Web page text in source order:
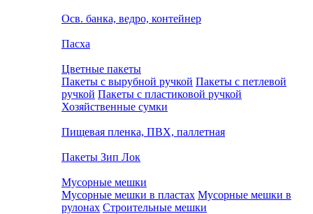
Осв. банка, ведро, контейнер
Пасха
Цветные пакеты
Пакеты с вырубной ручкой Пакеты с петлевой
ручкой Пакеты с пластиковой ручкой
Хозяйственные сумки
Пищевая пленка, ПВХ, паллетная
Пакеты Зип Лок
Мусорные мешки
Мусорные мешки в пластах Мусорные мешки в
рулонах Строительные мешки